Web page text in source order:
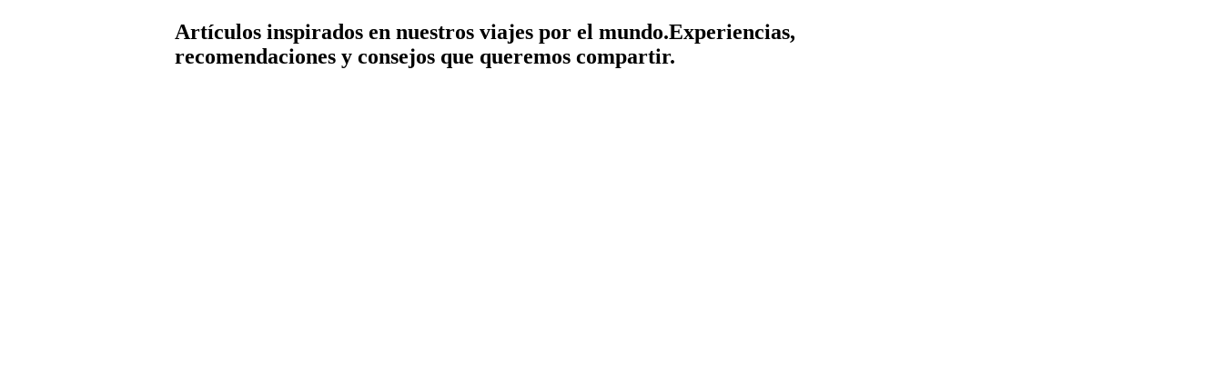
Artículos inspirados en nuestros viajes por el mundo.Experiencias,
recomendaciones y consejos que queremos compartir.